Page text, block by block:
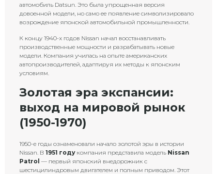
автомобиль Datsun. Это была упрощенная версия
довоенной модели, но само ее появление символизировало
возрождение японской автомобильной промышленности.
К концу 1940-х годов Nissan начал восстанавливать
производственные мощности и разрабатывать новые
модели. Компания училась на опыте американских
автопроизводителей, адаптируя их методы к японским
условиям.
Золотая эра экспансии:
выход на мировой рынок
(1950-1970)
1950-е годы ознаменовали начало золотой эры в истории
Nissan. В 1951 годукомпания представила модель Nissan
Patrol — первый японский внедорожник с
шестицилиндровым двигателем и полным приводом. Этот